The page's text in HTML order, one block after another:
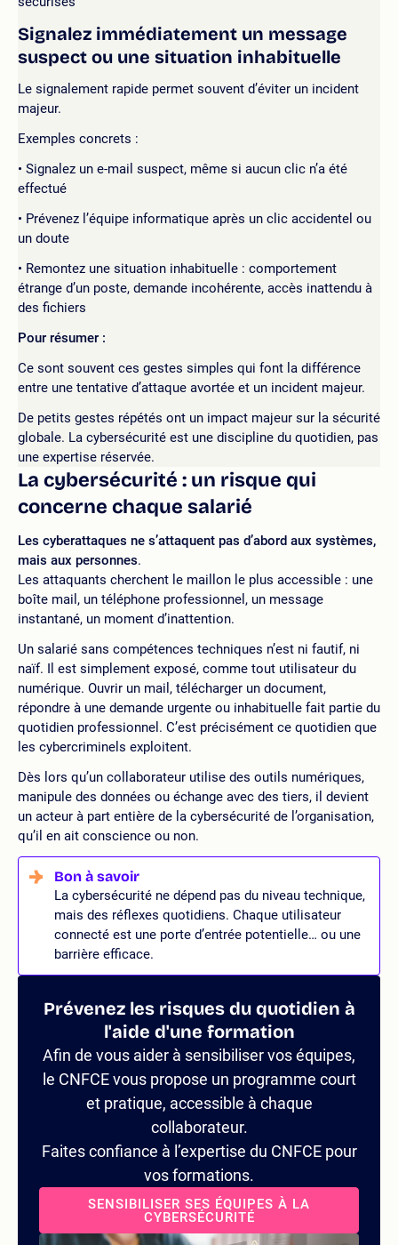
Signalez immédiatement un message
suspect ou une situation inhabituelle
Le signalement rapide permet souvent d’éviter un incident
majeur.
Exemples concrets :
Signalez un e-mail suspect, même si aucun clic n’a été
effectué
Prévenez l’équipe informatique après un clic accidentel ou
un doute
Remontez une situation inhabituelle : comportement
étrange d’un poste, demande incohérente, accès inattendu à
des fichiers
Pour résumer :
Ce sont souvent ces gestes simples qui font la différence
entre une tentative d’attaque avortée et un incident majeur.
De petits gestes répétés ont un impact majeur sur la sécurité
globale. La cybersécurité est une discipline du quotidien, pas
une expertise réservée.
La cybersécurité : un risque qui
concerne chaque salarié
Les cyberattaques ne s’attaquent pas d’abord aux systèmes,
mais aux personnes.
Les attaquants cherchent le maillon le plus accessible : une
boîte mail, un téléphone professionnel, un message
instantané, un moment d’inattention.
Un salarié sans compétences techniques n’est ni fautif, ni
naïf. Il est simplement exposé, comme tout utilisateur du
numérique. Ouvrir un mail, télécharger un document,
répondre à une demande urgente ou inhabituelle fait partie du
quotidien professionnel. C’est précisément ce quotidien que
les cybercriminels exploitent.
Dès lors qu’un collaborateur utilise des outils numériques,
manipule des données ou échange avec des tiers, il devient
un acteur à part entière de la cybersécurité de l’organisation,
qu’il en ait conscience ou non.
La cybersécurité ne dépend pas du niveau technique,
mais des réflexes quotidiens. Chaque utilisateur
connecté est une porte d’entrée potentielle… ou une
barrière efficace.
Prévenez les risques du quotidien à
l'aide d'une formation
Afin de vous aider à sensibiliser vos équipes,
le CNFCE vous propose un programme court
et pratique, accessible à chaque
collaborateur.
Faites confiance à l’expertise du CNFCE pour
vos formations.
SENSIBILISER SES ÉQUIPES À LA
CYBERSÉCURITÉ